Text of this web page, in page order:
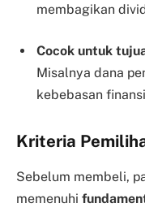
membagikan
Cocok untuk
Misalnya dana
kebebasan
Kriteria
Sebelum membeli,
memenuhi